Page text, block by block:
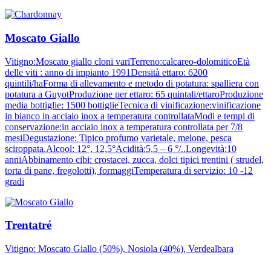
Moscato Giallo
Vitigno:Moscato giallo cloni variTerreno:calcareo-dolomiticoEtà
delle viti : anno di impianto 1991Densità ettaro: 6200
quintili/haForma di allevamento e metodo di potatura: spalliera con
potatura a GuyotProduzione per ettaro: 65 quintali/ettaroProduzione
media bottiglie: 1500 bottiglieTecnica di vinificazione:vinificazione
in bianco in acciaio inox a temperatura controllataModi e tempi di
conservazione:in acciaio inox a temperatura controllata per 7/8
mesiDegustazione: Tipico profumo varietale, melone, pesca
sciroppata.Alcool: 12°, 12,5°Acidità:5,5 – 6 °/..Longevità:10
anniAbbinamento cibi: crostacei, zucca, dolci tipici trentini ( strudel,
torta di pane, fregolotti), formaggiTemperatura di servizio: 10 -12
gradi
Trentatré
Vitigno: Moscato Giallo (50%), Nosiola (40%), Verdealbara